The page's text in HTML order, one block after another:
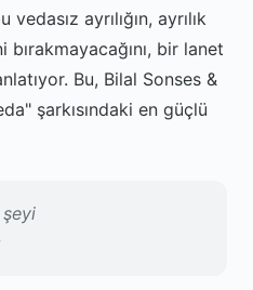
ayrılığın, ayrılık
bırakmayacağını, bir lanet
Bu, Bilal Sonses &
şarkısındaki en güçlü